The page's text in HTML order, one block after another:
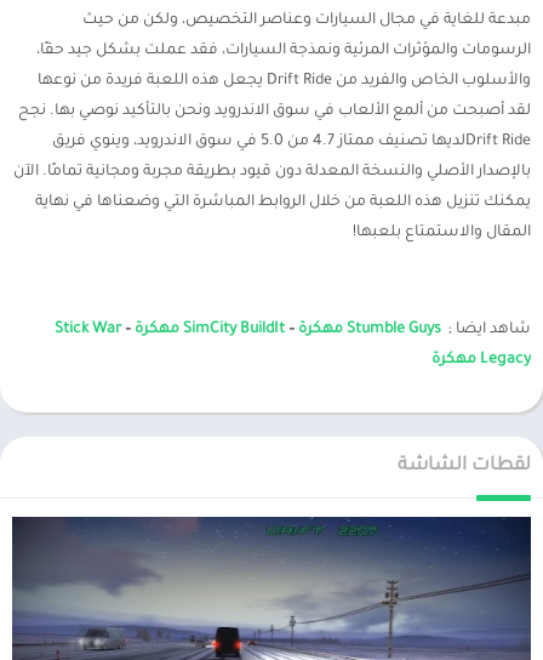
مبدعة للغاية في مجال السيارات وعناصر التخصيص، ولكن من حيث
الرسومات والمؤثرات المرئية ونمذجة السيارات، فقد عملت بشكل جيد حقًا،
والأسلوب الخاص والفريد من Drift Ride يجعل هذه اللعبة فريدة من نوعها
لقد أصبحت من ألمع الألعاب في سوق الاندرويد ونحن بالتأكيد نوصي بها. نجح
Drift Rideلديها تصنيف ممتاز 4.7 من 5.0 في سوق الاندرويد، وينوي فريق
بالإصدار الأصلي والنسخة المعدلة دون قيود بطريقة مجربة ومجانية تمامًا. الآن
يمكنك تنزيل هذه اللعبة من خلال الروابط المباشرة التي وضعناها في نهاية
المقال والاستمتاع بلعبها!
شاهد ايضا ; Stumble Guys مهكرة – SimCity BuildIt مهكرة –
Stick War
Legacy مهكرة
لقطات الشاشة